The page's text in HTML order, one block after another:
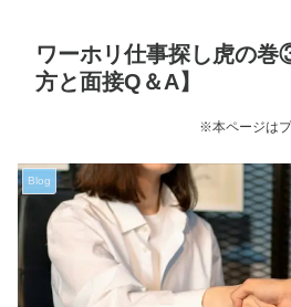
ワーホリ仕事探し虎の
方と面接Q＆A】
※本ページは
Blog